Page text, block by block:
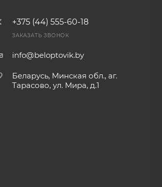
+375 (44) 555-60-18
ЗАКАЗАТЬ ЗВОНОК
info@beloptovik.by
Беларусь, Минская обл., аг.
Тарасово, ул. Мира, д.1